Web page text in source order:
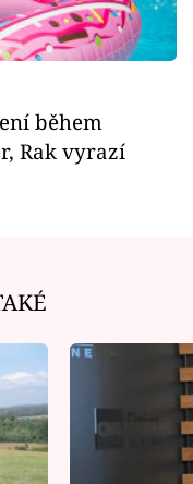
během
Rak vyrazí